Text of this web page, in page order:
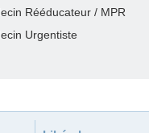
Rééducateur / MPR
Urgentiste